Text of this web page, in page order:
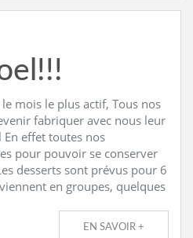
mois le plus actif, Tous nos
fabriquer avec nous leur
En effet toutes nos
pour pouvoir se conserver
desserts sont prévus pour 6
en groupes, quelques
EN SAVOIR +